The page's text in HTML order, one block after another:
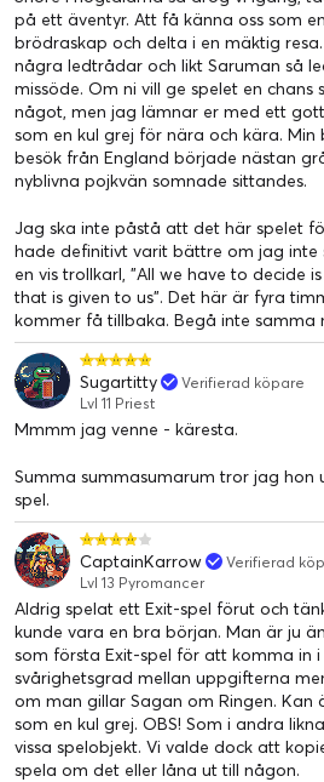
på ett äventyr. Att få känna oss som
brödraskap och delta i en mäktig
några ledtrådar och likt Saruman så
missöde. Om ni vill ge spelet en chans
något, men jag lämnar er med ett
som en kul grej för nära och kära.
besök från England började nästan
nyblivna pojkvän somnade sittandes.
Jag ska inte påstå att det här spelet
hade definitivt varit bättre om jag inte
en vis trollkarl, ”All we have to decide
that is given to us”. Det här är fyra
kommer få tillbaka. Begå inte samma
Sugartitty
Verifierad köpare
Lvl 11 Priest
Mmmm jag venne - käresta.
Summa summasumarum tror jag hon
spel.
CaptainKarrow
Verifierad
Lvl 13 Pyromancer
Aldrig spelat ett Exit-spel förut och
kunde vara en bra början. Man är ju
som första Exit-spel för att komma in
svårighetsgrad mellan uppgifterna
om man gillar Sagan om Ringen.
som en kul grej. OBS! Som i andra
vissa spelobjekt. Vi valde dock att
spela om det eller låna ut till någon.